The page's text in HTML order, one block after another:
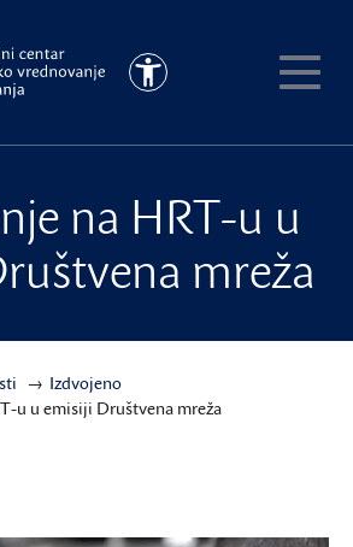
Pristupačnost
na HRT-u u
mreža
Izdvojeno
u u emisiji Društvena mreža